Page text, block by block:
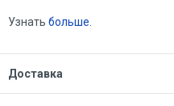
Узнать больше.
Доставка